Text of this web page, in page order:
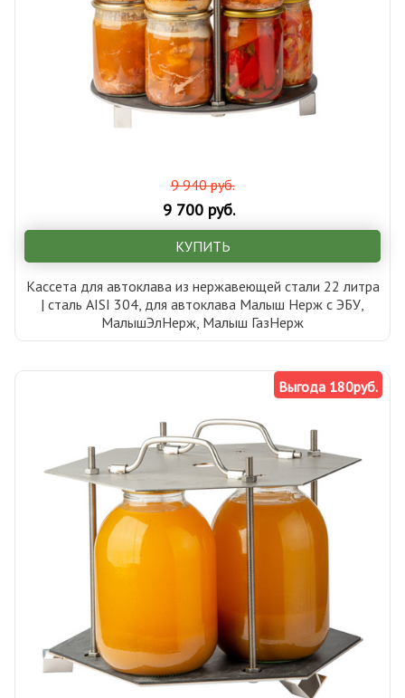
9 700 руб.
9 940 руб.
КУПИТЬ
Кассета для автоклава из нержавеющей стали 22 литра
| сталь AISI 304, для автоклава Малыш Нерж с ЭБУ,
МалышЭлНерж, Малыш ГазНерж
Выгода 180руб.